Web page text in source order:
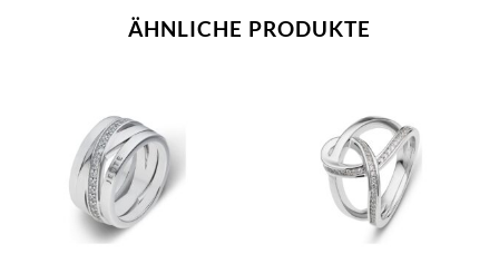
ÄHNLICHE PRODUKTE